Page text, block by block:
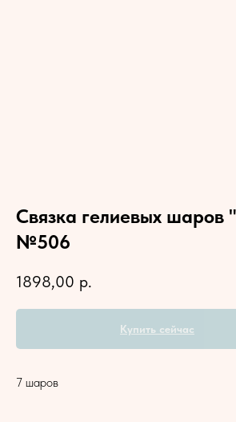
Связка гелиевых шаров
№506
1898,00 р.
Купить сейчас
7 шаров